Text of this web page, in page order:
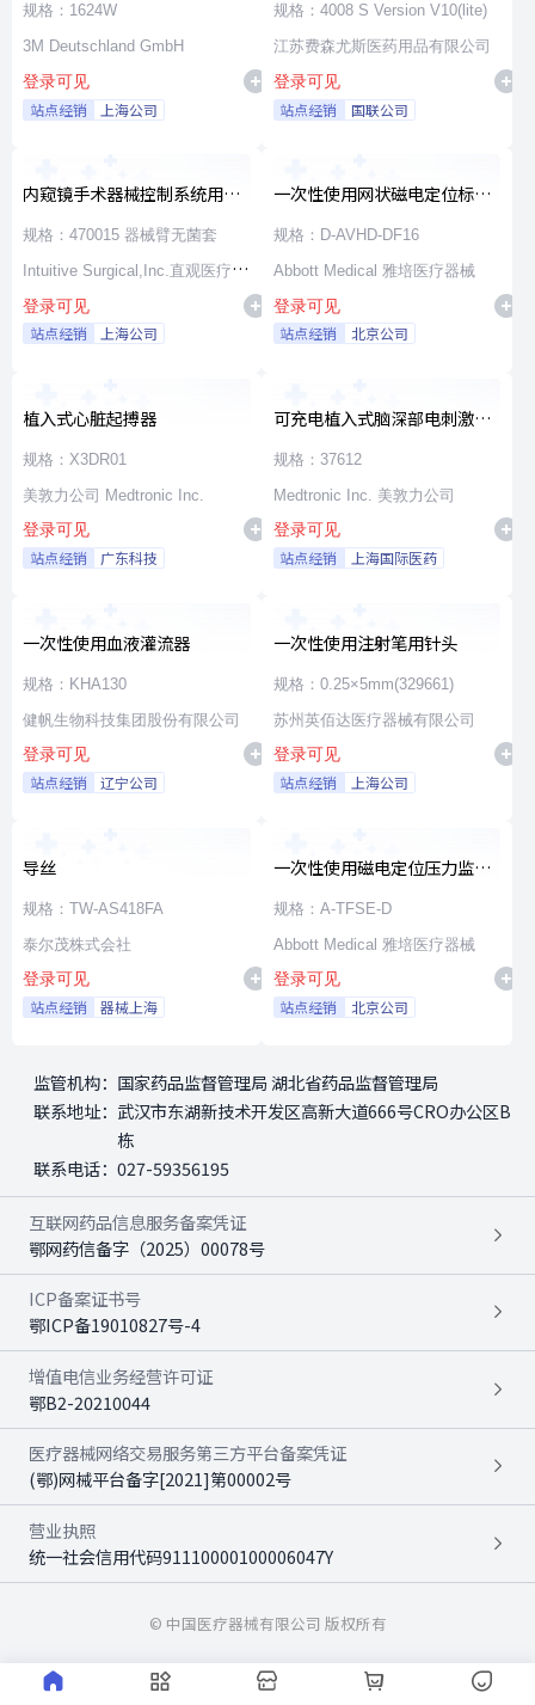
规格：1624W
3M Deutschland GmbH
登录可见
站点经销 上海公司
规格：4008 S Version V10(lite)
江苏费森尤斯医药用品有限公司
登录可见
站点经销 国联公司
内窥镜手术器械控制系统用无
源器械和附件
规格：470015 器械臂无菌套
Intuitive Surgical,Inc.直观医疗公
司
登录可见
站点经销 上海公司
一次性使用网状磁电定位标测
导管
规格：D-AVHD-DF16
Abbott Medical 雅培医疗器械
登录可见
站点经销 北京公司
植入式心脏起搏器
规格：X3DR01
美敦力公司 Medtronic Inc.
登录可见
站点经销 广东科技
可充电植入式脑深部电刺激脉
冲发生器套件
规格：37612
Medtronic Inc. 美敦力公司
登录可见
站点经销 上海国际医药
一次性使用血液灌流器
规格：KHA130
健帆生物科技集团股份有限公司
登录可见
站点经销 辽宁公司
一次性使用注射笔用针头
规格：0.25×5mm(329661)
苏州英佰达医疗器械有限公司
登录可见
站点经销 上海公司
导丝
规格：TW-AS418FA
泰尔茂株式会社
登录可见
站点经销 器械上海
一次性使用磁电定位压力监测
射频消融导管
规格：A-TFSE-D
Abbott Medical 雅培医疗器械
登录可见
站点经销 北京公司
监管机构： 国家药品监督管理局 湖北省药品监督管理局
联系地址： 武汉市东湖新技术开发区高新大道666号CRO办公区B
栋
联系电话： 027-59356195
互联网药品信息服务备案凭证
鄂网药信备字（2025）00078号
ICP备案证书号
鄂ICP备19010827号-4
增值电信业务经营许可证
鄂B2-20210044
医疗器械网络交易服务第三方平台备案凭证
(鄂)网械平台备字[2021]第00002号
营业执照
统一社会信用代码91110000100006047Y
© 中国医疗器械有限公司 版权所有